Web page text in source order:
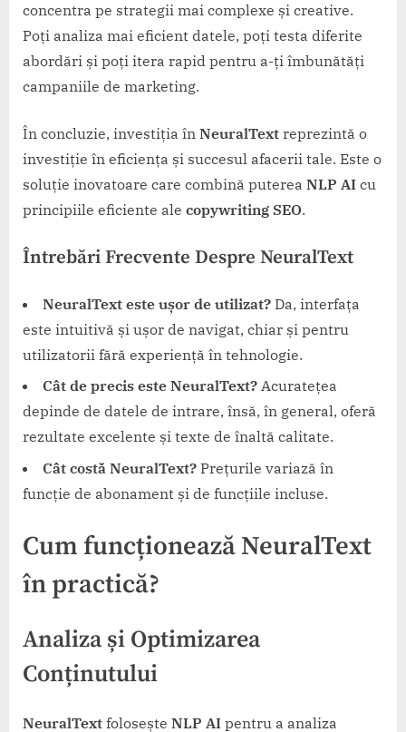
concentra pe strategii mai complexe și creative.
Poți analiza mai eficient datele, poți testa diferite
abordări și poți itera rapid pentru a-ți îmbunătăți
campaniile de marketing.
În concluzie, investiția în NeuralText reprezintă o
investiție în eficiența și succesul afacerii tale. Este o
soluție inovatoare care combină puterea NLP AI cu
principiile eficiente ale copywriting SEO.
Întrebări Frecvente Despre NeuralText
NeuralText este ușor de utilizat? Da, interfața
este intuitivă și ușor de navigat, chiar și pentru
utilizatorii fără experiență în tehnologie.
Cât de precis este NeuralText? Acuratețea
depinde de datele de intrare, însă, în general, oferă
rezultate excelente și texte de înaltă calitate.
Cât costă NeuralText? Prețurile variază în
funcție de abonament și de funcțiile incluse.
Cum funcționează NeuralText
în practică?
Analiza și Optimizarea
Conținutului
NeuralText folosește NLP AI pentru a analiza